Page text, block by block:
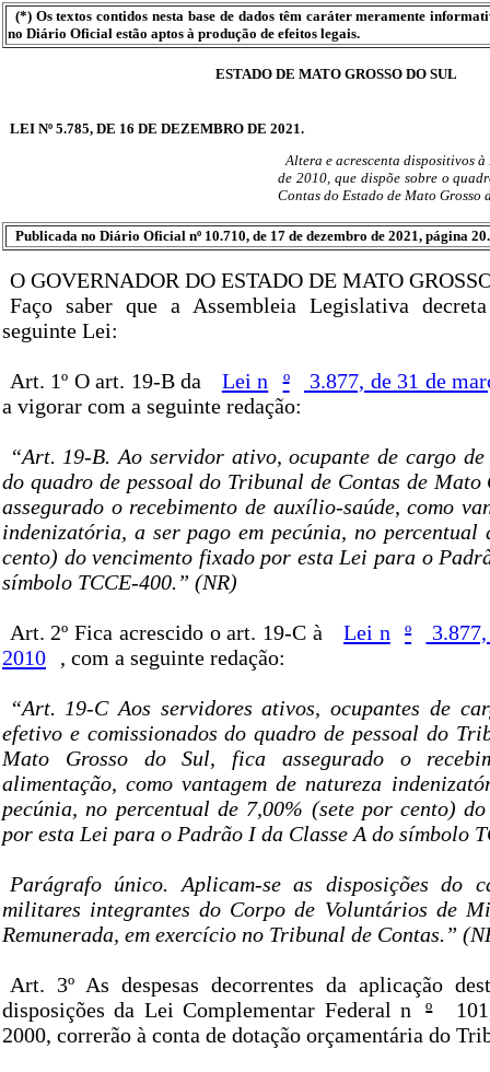
(*) Os textos contidos nesta base de dados têm caráter meramente
no Diário Oficial estão aptos à produção de efeitos legais.
ESTADO DE MATO GROSSO DO SUL
LEI Nº 5.785, DE 16 DE DEZEMBRO DE 2021.
Altera e acrescenta dispositivos à
de 2010, que dispõe sobre o
Contas do Estado de Mato Grosso
Publicada no Diário Oficial nº 10.710, de 17 de dezembro de 2021, página 20.
O GOVERNADOR DO ESTADO DE MATO
Faço saber que a Assembleia Legislativa
seguinte Lei:
Art. 1º O art. 19-B da Lei n º
3.877, de 31 de
a vigorar com a seguinte redação:
“Art. 19-B. Ao servidor ativo, ocupante de cargo
do quadro de pessoal do Tribunal de Contas de Mato
assegurado o recebimento de auxílio-saúde, como
indenizatória, a ser pago em pecúnia, no percentual
cento) do vencimento fixado por esta Lei para o
símbolo TCCE-400.” (NR)
Art. 2º Fica acrescido o art. 19-C à Lei n º
2010
, com a seguinte redação:
“Art. 19-C Aos servidores ativos, ocupantes de
efetivo e comissionados do quadro de pessoal do
Mato Grosso do Sul, fica assegurado o
alimentação, como vantagem de natureza
pecúnia, no percentual de 7,00% (sete por cento)
por esta Lei para o Padrão I da Classe A do símbolo
Parágrafo único. Aplicam-se as disposições do
militares integrantes do Corpo de Voluntários de
Remunerada, em exercício no Tribunal de Contas.”
Art. 3º As despesas decorrentes da aplicação
disposições da Lei Complementar Federal n
º
2000, correrão à conta de dotação orçamentária do